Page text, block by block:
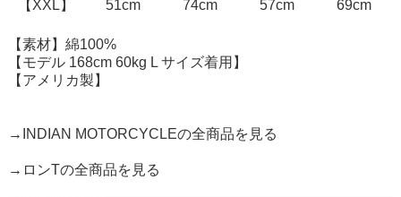
【XXL】
51cm 74cm 57cm 69cm
【素材】綿100%
【モデル 168cm 60kg L サイズ着用】
【アメリカ製】
→INDIAN MOTORCYCLEの全商品を見る
→ロンTの全商品を見る